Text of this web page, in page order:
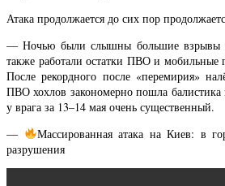
Атака продолжается до сих пор
— Ночью были слышны большие взрывы
также работали остатки ПВО и
После рекордного после «перемирия»
ПВО хохлов закономерно пошла
у врага за 13–14 мая очень существенный.
—
Массированная атака на Киев: в
разрушения